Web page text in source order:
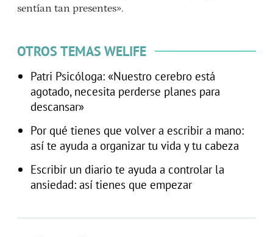
sentían tan presentes».
OTROS TEMAS WELIFE
Patri Psicóloga: «Nuestro cerebro está
agotado, necesita perderse planes para
descansar»
Por qué tienes que volver a escribir a mano:
así te ayuda a organizar tu vida y tu cabeza
Escribir un diario te ayuda a controlar la
ansiedad: así tienes que empezar